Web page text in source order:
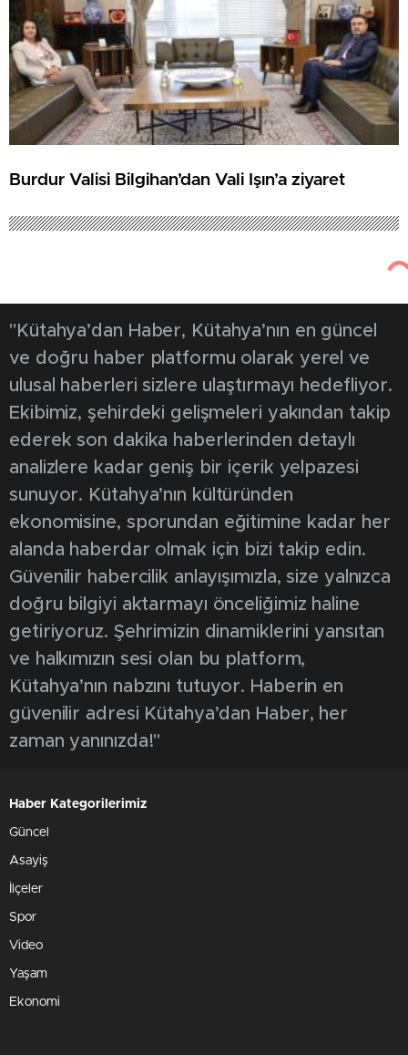
Burdur Valisi Bilgihan’dan Vali Işın’a ziyaret
7 Kasım 2025
sınavda ter döktü
Türkiye Yüzyılı Maarif Modeli kapsamında
yürütülen ülke geneli 9’uncu sınıflar Ortak
Yazılı Sınav Uygulaması, Kütahya’daki
ortaöğretim kurumlarında da uygulandı. İl
genelindeki tüm 9’uncu sınıf öğrencileri aynı
döktüler
İl Milli Eğitim Müdürü Mustafa Yılmaz, ortak
yazılı sınavın uygulandığı Ali Güral Lisesi ve
Kütahya İmam Hatip Lisesini ziyaret ederek
sınav sürecini yerinde inceledi, öğrencilere
başarılar diledi. Sınavdan sonra her iki okulda
da öğretmenlerle bir araya gelerek onlarla